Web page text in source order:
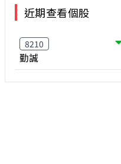
近期查看個股
8210
勤誠